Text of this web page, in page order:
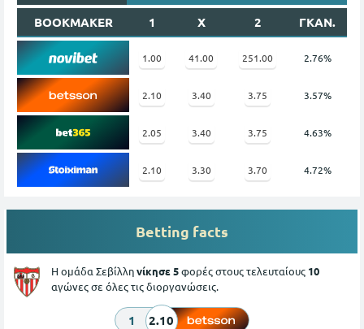
BOOKMAKER
1 X 2 ΓΚΑΝ.
1.00 41.00 251.00 2.76%
2.10 3.40 3.75 3.57%
2.05 3.40 3.75 4.63%
2.10 3.30 3.70 4.72%
Betting facts
Η ομάδα Σεβίλληνίκησε 5φορές στους τελευταίους 10
αγώνες σε όλες τις διοργανώσεις.
1 2.10